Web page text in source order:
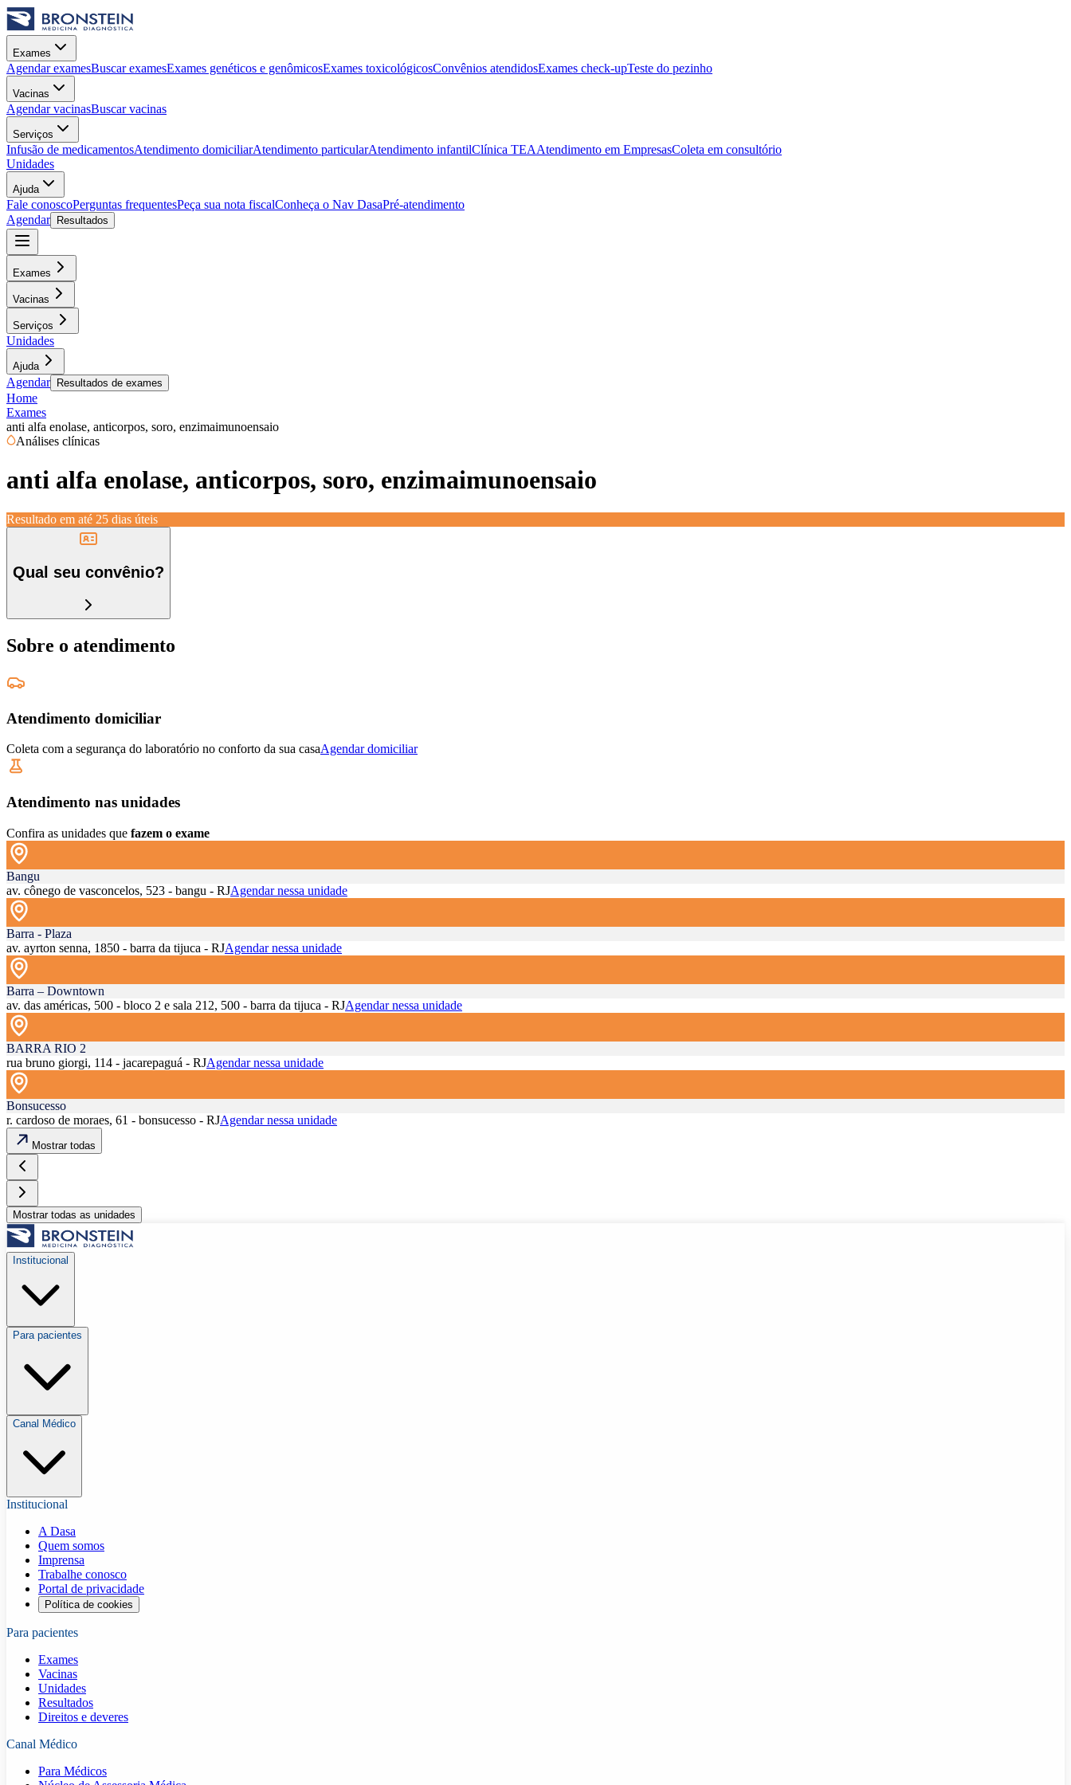
Exames
Agendar examesBuscar examesExames genéticos e genômicosExames toxicológicosConvênios atendidosExames check-upTeste do pezinho
Vacinas
Agendar vacinasBuscar vacinas
Serviços
Infusão de medicamentosAtendimento domiciliarAtendimento particularAtendimento infantilClínica TEAAtendimento em EmpresasColeta em consultório
Unidades
Ajuda
Fale conoscoPerguntas frequentesPeça sua nota fiscalConheça o Nav DasaPré-atendimento
Agendar
Resultados
Exames
Vacinas
Serviços
Unidades
Ajuda
Agendar Resultados de exames
Home
Exames
anti alfa enolase, anticorpos, soro, enzimaimunoensaio
Análises clínicas
anti alfa enolase, anticorpos, soro, enzimaimunoensaio
Resultado em até 25 dias úteis
Qual seu convênio?
Sobre o atendimento
Atendimento domiciliar
Coleta com a segurança do laboratório no conforto da sua casaAgendar domiciliar
Atendimento nas unidades
Confira as unidades que fazem o exame
Bangu
av. cônego de vasconcelos, 523 - bangu - RJAgendar nessa unidade
Barra - Plaza
av. ayrton senna, 1850 - barra da tijuca - RJAgendar nessa unidade
Barra – Downtown
av. das américas, 500 - bloco 2 e sala 212, 500 - barra da tijuca - RJAgendar nessa unidade
BARRA RIO 2
rua bruno giorgi, 114 - jacarepaguá - RJAgendar nessa unidade
Bonsucesso
r. cardoso de moraes, 61 - bonsucesso - RJAgendar nessa unidade
Mostrar todas
Mostrar todas as unidades
Institucional
Para pacientes
Canal Médico
Institucional
A Dasa
Quem somos
Imprensa
Trabalhe conosco
Portal de privacidade
Política de cookies
Para pacientes
Exames
Vacinas
Unidades
Resultados
Direitos e deveres
Canal Médico
Para Médicos